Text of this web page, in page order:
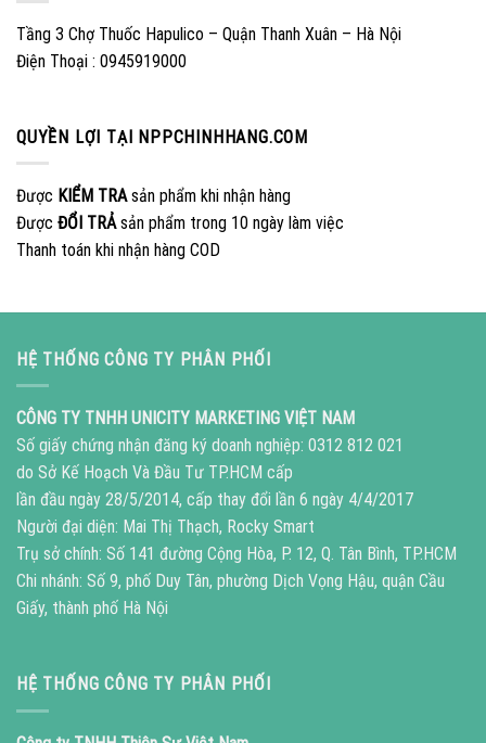
Tầng 3 Chợ Thuốc Hapulico – Quận Thanh Xuân – Hà Nội
Điện Thoại : 0945919000
QUYỀN LỢI TẠI NPPCHINHHANG.COM
Được KIỂM TRAsản phẩm khi nhận hàng
Được ĐỔI TRẢsản phẩm trong 10 ngày làm việc
Thanh toán khi nhận hàng COD
HỆ THỐNG CÔNG TY PHÂN PHỐI
CÔNG TY TNHH UNICITY MARKETING VIỆT NAM
Số giấy chứng nhận đăng ký doanh nghiệp: 0312 812 021
do Sở Kế Hoạch Và Đầu Tư TP.HCM cấp
lần đầu ngày 28/5/2014, cấp thay đổi lần 6 ngày 4/4/2017
Người đại diện: Mai Thị Thạch, Rocky Smart
Trụ sở chính: Số 141 đường Cộng Hòa, P. 12, Q. Tân Bình, TP.HCM
Chi nhánh: Số 9, phố Duy Tân, phường Dịch Vọng Hậu, quận Cầu
Giấy, thành phố Hà Nội
HỆ THỐNG CÔNG TY PHÂN PHỐI